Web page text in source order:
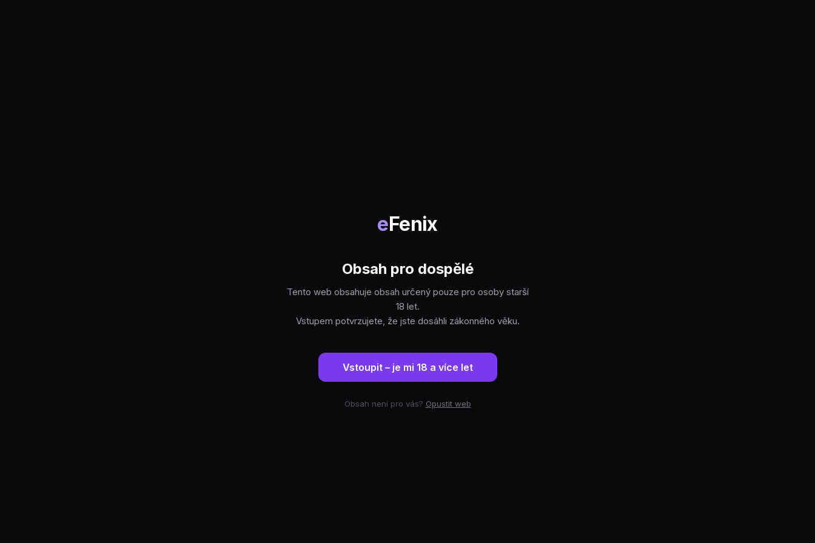
eFenix
Obsah pro dospělé
Tento web obsahuje obsah určený pouze pro osoby starší
18 let.
Vstupem potvrzujete, že jste dosáhli zákonného věku.
Vstoupit – je mi 18 a více let
Obsah není pro vás? Opustit web